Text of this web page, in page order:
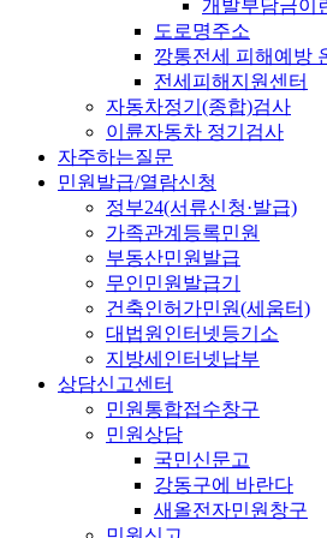
개발부담금이
도로명주소
깡통전세 피해예방
전세피해지원센터
자동차정기(종합)검사
이륜자동차 정기검사
자주하는질문
민원발급/열람신청
정부24(서류신청·발급)
가족관계등록민원
부동산민원발급
무인민원발급기
건축인허가민원(세움터)
대법원인터넷등기소
지방세인터넷납부
상담신고센터
민원통합접수창구
민원상담
국민신문고
강동구에 바란다
새올전자민원창구